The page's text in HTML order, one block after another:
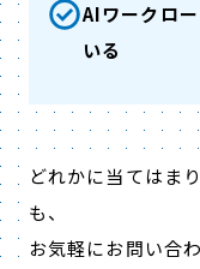
AIワークロ
いる
どれかに当てはま
も、
お気軽にお問い合